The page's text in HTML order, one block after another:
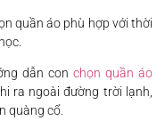
quần áo phù hợp với thời
dẫn conchọn quần áo
ra ngoài đường trời lạnh,
quàng cổ.